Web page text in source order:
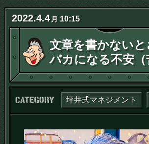
2022.4.4 月 10:15
文章を書かない
バカになる不安（
カテゴリー：
坪井式マネジメント